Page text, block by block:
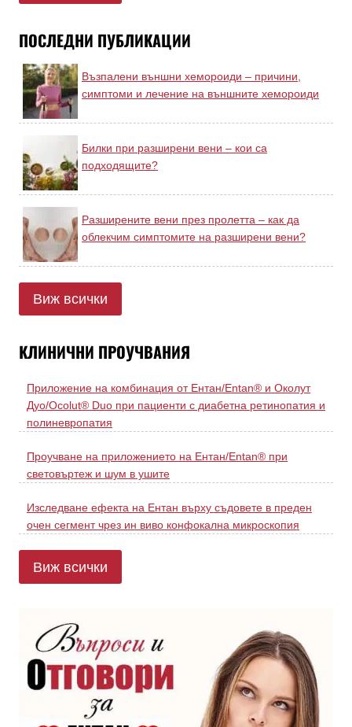
ПОСЛЕДНИ ПУБЛИКАЦИИ
Възпалени външни хемороиди – причини,
симптоми и лечение на външните хемороиди
Билки при разширени вени – кои са
подходящите?
Разширените вени през пролетта – как да
облекчим симптомите на разширени вени?
Виж всички
КЛИНИЧНИ ПРОУЧВАНИЯ
Приложение на комбинация от Ентан/Entan® и Околут
Дуо/Ocolut® Duo при пациенти с диабетна ретинопатия и
полиневропатия
Проучване на приложението на Ентан/Entan® при
световъртеж и шум в ушите
Изследване ефекта на Ентан върху съдовете в преден
очен сегмент чрез ин виво конфокална микроскопия
Виж всички